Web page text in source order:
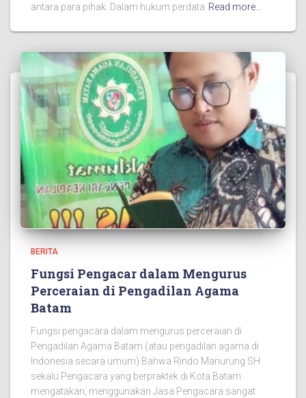
antara para pihak. Dalam hukum perdata Read more…
BERITA
Fungsi Pengacar dalam Mengurus
Perceraian di Pengadilan Agama
Batam
Fungsi pengacara dalam mengurus perceraian di
Pengadilan Agama Batam (atau pengadilan agama di
Indonesia secara umum) Bahwa Rindo Manurung SH
sekalu Pengacara yang berpraktek di Kota Batam
mengatakan, menggunakan Jasa Pengacara sangat